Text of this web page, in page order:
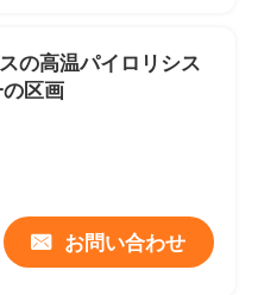
の高温パイロリシス
区画
お問い合わせ